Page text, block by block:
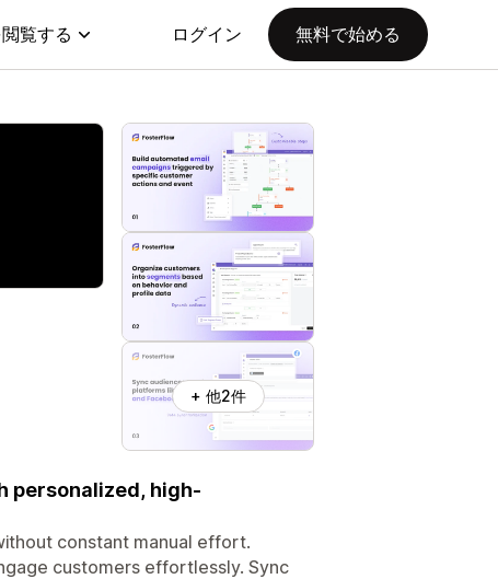
覧する ログイン 無料で始める
+ 他2件
personalized, high-
constant manual effort.
customers effortlessly. Sync